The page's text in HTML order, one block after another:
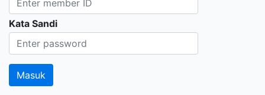
Kata Sandi